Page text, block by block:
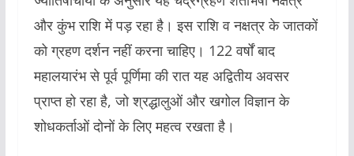
और कुंभ राशि में पड़ रहा है। इस राशि व नक्षत्र के जातकों
को ग्रहण दर्शन नहीं करना चाहिए। 122 वर्षों बाद
महालयारंभ से पूर्व पूर्णिमा की रात यह अद्वितीय अवसर
प्राप्त हो रहा है, जो श्रद्धालुओं और खगोल विज्ञान के
शोधकर्ताओं दोनों के लिए महत्व रखता है।